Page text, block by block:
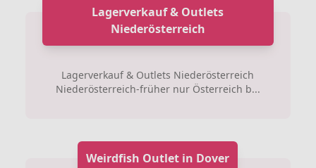
Lagerverkauf & Outlets
Niederösterreich
Lagerverkauf & Outlets Niederösterreich
Niederösterreich-früher nur Österreich b...
Weirdfish Outlet in Dover